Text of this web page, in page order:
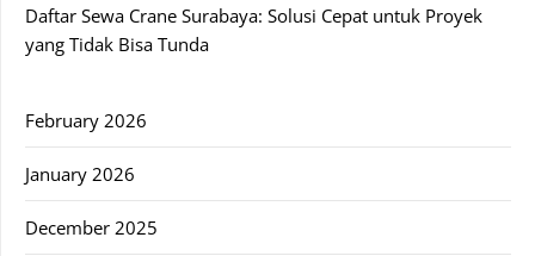
Daftar Sewa Crane Surabaya: Solusi Cepat untuk Proyek
yang Tidak Bisa Tunda
February 2026
January 2026
December 2025